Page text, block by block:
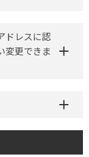
ドレスに認
変更できま